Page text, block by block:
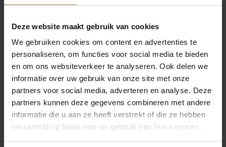
Deze website maakt gebruik van cookies
We gebruiken cookies om content en advertenties te
personaliseren, om functies voor social media te bieden
en om ons websiteverkeer te analyseren. Ook delen we
informatie over uw gebruik van onze site met onze
partners voor social media, adverteren en analyse. Deze
partners kunnen deze gegevens combineren met andere
informatie die u aan ze heeft verstrekt of die ze hebben
verzameld op basis van uw gebruik van hun services.
planken | Rondkantig
Geschaafd | 2.5 x 18.5 cm
De onbehandelde vurenplanken van Maxhout.nl zijn
gedroogd en geschaafd. Omdat de planken gedroogd
zijn werken ze minimaal. De onbehandelde planken
zijn nog vrij om behandeld te worden en zo naar eigen
wens kleur te geven. Dit kan je doen met beits of verf
van Maxhout.nl.